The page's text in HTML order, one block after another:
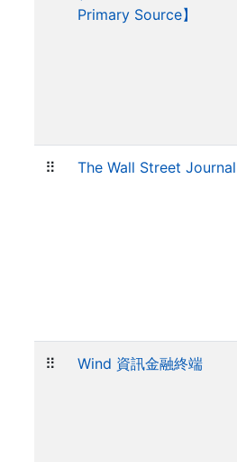
Primary Source】
⠿ The Wall Street Journal
⠿ Wind 資訊金融終端